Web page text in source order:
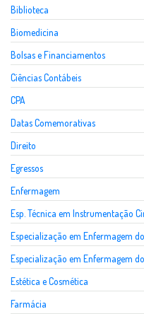
Biblioteca
Biomedicina
Bolsas e Financiamentos
Ciências Contábeis
CPA
Datas Comemorativas
Direito
Egressos
Enfermagem
Esp. Técnica em Instrumentação
Especialização em Enfermagem
Especialização em Enfermagem
Estética e Cosmética
Farmácia